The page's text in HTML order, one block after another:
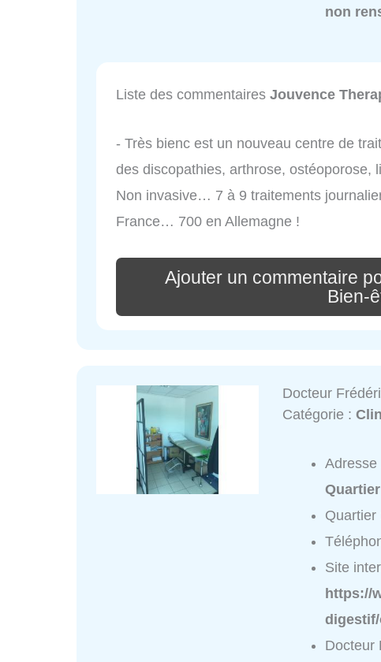
non
Liste des commentaires Jouvence
- Très bienc est un nouveau centre de
des discopathies, arthrose,
Non invasive… 7 à 9 traitements
France… 700 en Allemagne !
Ajouter un commentaire
Bien-
Docteur
Catégorie :
Adresse
Quartier
Site
https://
Docteur